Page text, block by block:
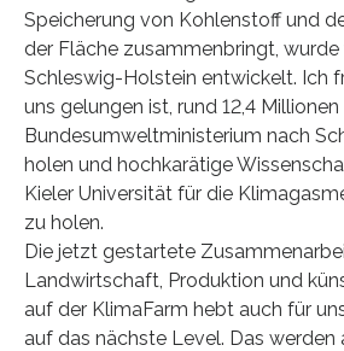
Speicherung von Kohlenstoff und
der Fläche zusammenbringt, wurde
Schleswig-Holstein entwickelt. Ich
uns gelungen ist, rund 12,4
Bundesumweltministerium nach
holen und hochkarätige
Kieler Universität für die
zu holen.
Die jetzt gestartete
Landwirtschaft, Produktion und
auf der KlimaFarm hebt auch für
auf das nächste Level. Das werden